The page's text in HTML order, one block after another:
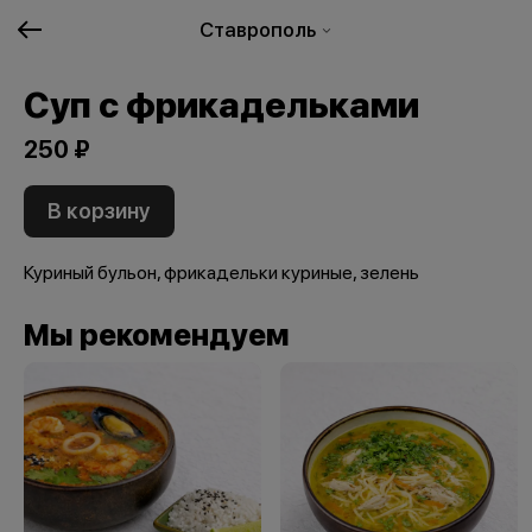
Ставрополь
Суп с фрикадельками
250 ₽
В корзину
Куриный бульон, фрикадельки куриные, зелень
Мы рекомендуем